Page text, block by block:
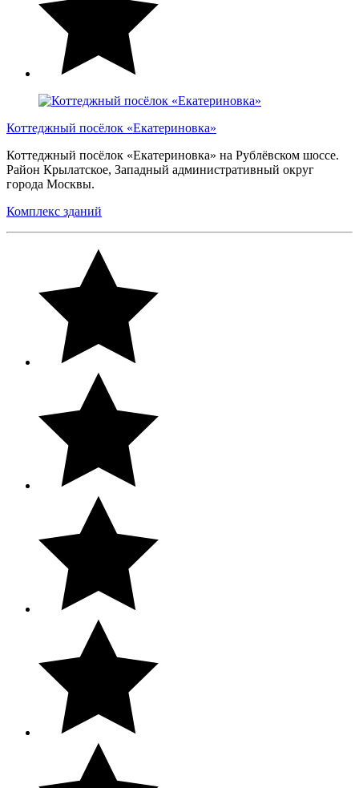
Коттеджный посёлок «Екатериновка»
Коттеджный посёлок «Екатериновка» на Рублёвском шоссе.
Район Крылатское, Западный административный округ
города Москвы.
Комплекс зданий